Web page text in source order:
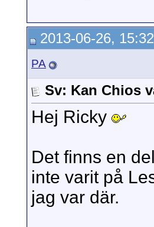
2013-06-26, 15:32
PA
Sv: Kan Chios
Hej Ricky
Det finns en
inte varit på
jag var där.